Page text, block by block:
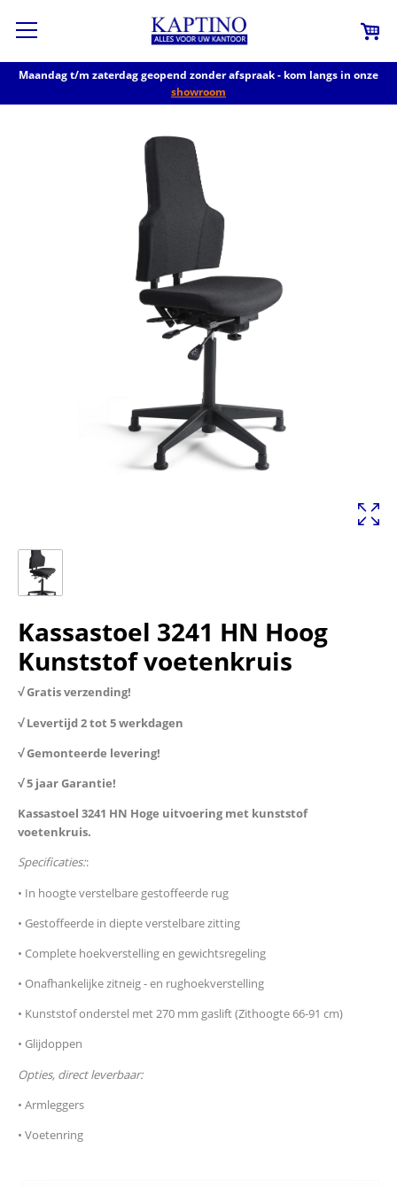
Maandag t/m zaterdag geopend zonder afspraak - kom langs in onze
showroom
Kassastoel 3241 HN Hoog
Kunststof voetenkruis
√ Gratis verzending!
√ Levertijd 2 tot 5 werkdagen
√ Gemonteerde levering!
√ 5 jaar Garantie!
Kassastoel 3241 HN Hoge uitvoering met kunststof
voetenkruis.
Specificaties::
• In hoogte verstelbare gestoffeerde rug
• Gestoffeerde in diepte verstelbare zitting
• Complete hoekverstelling en gewichtsregeling
• Onafhankelijke zitneig - en rughoekverstelling
• Kunststof onderstel met 270 mm gaslift (Zithoogte 66-91 cm)
• Glijdoppen
Opties, direct leverbaar:
• Armleggers
• Voetenring